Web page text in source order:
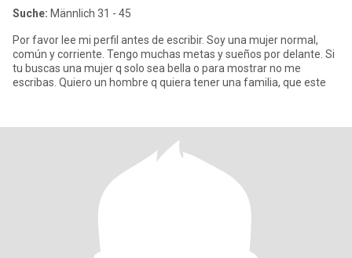
Suche: Männlich 31 - 45
Por favor lee mi perfil antes de escribir. Soy una mujer normal,
común y corriente. Tengo muchas metas y sueños por delante. Si
tu buscas una mujer q solo sea bella o para mostrar no me
escribas. Quiero un hombre q quiera tener una familia, que este